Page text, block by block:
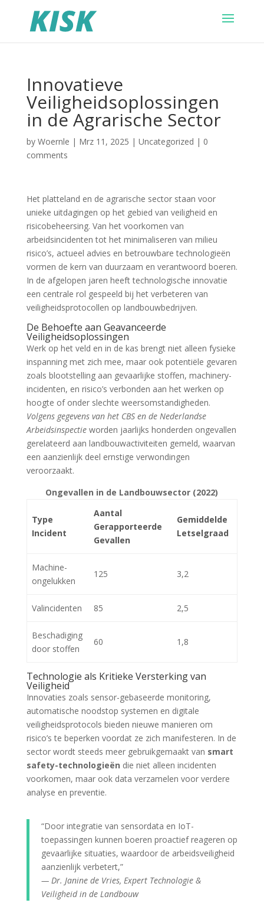
Innovatieve
Veiligheidsoplossingen
in de Agrarische Sector
by Woernle | Mrz 11, 2025 | Uncategorized | 0
comments
Het platteland en de agrarische sector staan voor
unieke uitdagingen op het gebied van veiligheid en
risicobeheersing. Van het voorkomen van
arbeidsincidenten tot het minimaliseren van milieu
risico’s, actueel advies en betrouwbare technologieën
vormen de kern van duurzaam en verantwoord boeren.
In de afgelopen jaren heeft technologische innovatie
een centrale rol gespeeld bij het verbeteren van
veiligheidsprotocollen op landbouwbedrijven.
De Behoefte aan Geavanceerde
Veiligheidsoplossingen
Werk op het veld en in de kas brengt niet alleen fysieke
inspanning met zich mee, maar ook potentiële gevaren
zoals blootstelling aan gevaarlijke stoffen, machinery-
incidenten, en risico’s verbonden aan het werken op
hoogte of onder slechte weersomstandigheden.
Volgens gegevens van het CBS en de Nederlandse
Arbeidsinspectieworden jaarlijks honderden ongevallen
gerelateerd aan landbouwactiviteiten gemeld, waarvan
een aanzienlijk deel ernstige verwondingen
veroorzaakt.
Ongevallen in de Landbouwsector (2022)
Type
Incident
Aantal
Gerapporteerde
Gevallen
Gemiddelde
Letselgraad
Machine-
ongelukken
125 3,2
Valincidenten 85 2,5
Beschadiging
door stoffen
60 1,8
Technologie als Kritieke Versterking van
Veiligheid
Innovaties zoals sensor-gebaseerde monitoring,
automatische noodstop systemen en digitale
veiligheidsprotocols bieden nieuwe manieren om
risico’s te beperken voordat ze zich manifesteren. In de
sector wordt steeds meer gebruikgemaakt van smart
safety-technologieën die niet alleen incidenten
voorkomen, maar ook data verzamelen voor verdere
analyse en preventie.
“Door integratie van sensordata en IoT-
toepassingen kunnen boeren proactief reageren op
gevaarlijke situaties, waardoor de arbeidsveiligheid
aanzienlijk verbetert,”
— Dr. Janine de Vries, Expert Technologie &
Veiligheid in de Landbouw